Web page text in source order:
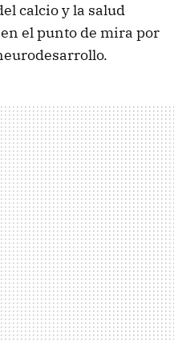
calcio y la salud
el punto de mira por